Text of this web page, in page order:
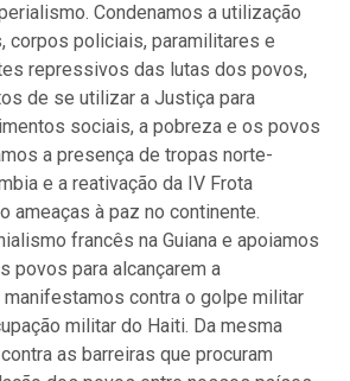
Condenamos a utilização
corpos policiais, paramilitares e
repressivos das lutas dos povos,
de se utilizar a Justiça para
sociais, a pobreza e os povos
a presença de tropas norte-
e a reativação da IV Frota
ameaças à paz no continente.
francês na Guiana e apoiamos
povos para alcançarem a
manifestamos contra o golpe militar
militar do Haiti. Da mesma
as barreiras que procuram